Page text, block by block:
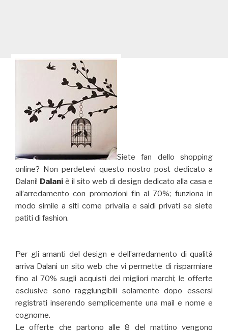
Siete fan dello shopping
online? Non perdetevi questo nostro post dedicato a
Dalani! Dalani è il sito web di design dedicato alla casa e
all’arredamento con promozioni fin al 70%; funziona in
modo simile a siti come privalia e saldi privati se siete
patiti di fashion.
Per gli amanti del design e dell’arredamento di qualità
arriva Dalani un sito web che vi permette di risparmiare
fino al 70% sugli acquisti dei migliori marchi; le offerte
esclusive sono raggiungibili solamente dopo essersi
registrati inserendo semplicemente una mail e nome e
cognome.
Le offerte che partono alle 8 del mattino vengono